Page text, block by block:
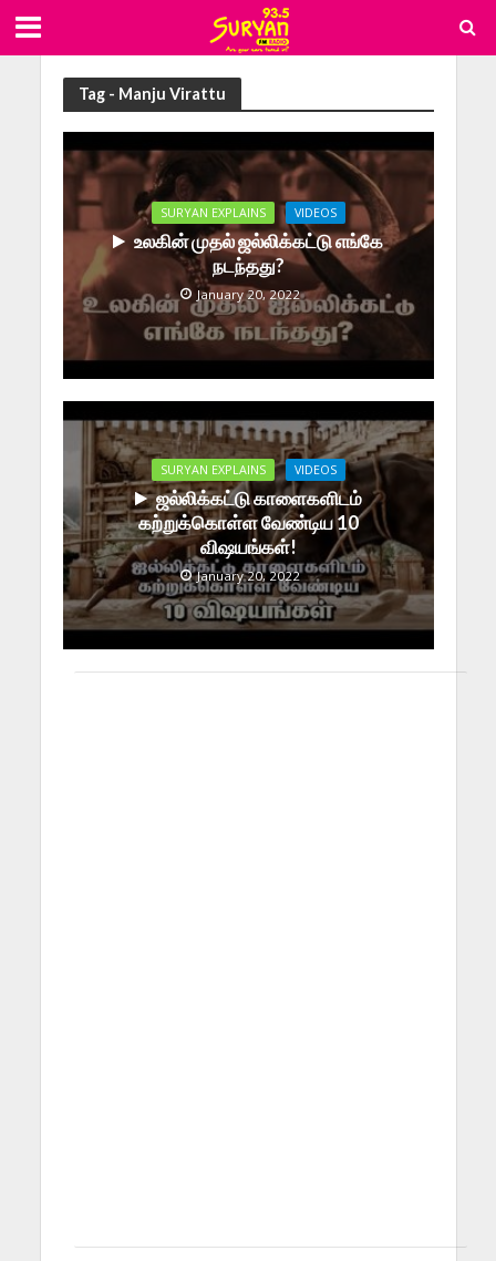
Tag - Manju Virattu
SURYAN EXPLAINS VIDEOS
உலகின் முதல் ஜல்லிக்கட்டு எங்கே
நடந்தது?
January 20, 2022
SURYAN EXPLAINS VIDEOS
ஜல்லிக்கட்டு காளைகளிடம்
கற்றுக்கொள்ள வேண்டிய 10
விஷயங்கள்!
January 20, 2022